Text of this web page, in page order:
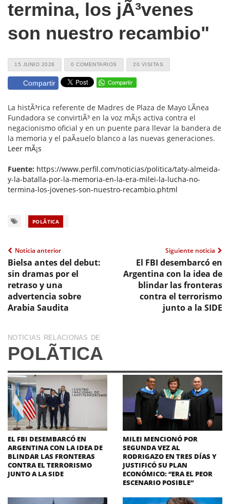
termina, los jÃ³venes
son nuestro recambio"
15 JUNIO 2026 0 COMENTARIOS 20 VISITAS
Compartir
La histÃ³rica referente de Madres de Plaza de Mayo LÃ­nea
Fundadora se convirtiÃ³ en la voz mÃ¡s activa contra el
negacionismo oficial y en un puente para llevar la bandera de
la memoria y el paÃ±uelo blanco a las nuevas generaciones.
Leer mÃ¡s
Fuente: https://www.perfil.com/noticias/politica/taty-almeida-
y-la-batalla-por-la-memoria-en-la-era-milei-la-lucha-no-
termina-los-jovenes-son-nuestro-recambio.phtml
POLÃ­TICA
Noticia anterior
Bielsa antes del debut:
sin dramas por el
retraso y una
advertencia sobre
Arabia Saudita
Siguiente noticia
El FBI desembarcó en
Argentina con la idea de
blindar las fronteras
contra el terrorismo
junto a la SIDE
NOTICIAS RELACIONAS DE
POLÃ­TICA
EL FBI DESEMBARCÓ EN
ARGENTINA CON LA IDEA DE
BLINDAR LAS FRONTERAS
CONTRA EL TERRORISMO
JUNTO A LA SIDE
MILEI MENCIONÓ POR
SEGUNDA VEZ AL
RODRIGAZO EN TRES DÍAS Y
JUSTIFICÓ SU PLAN
ECONÓMICO: “ERA EL PEOR
ESCENARIO POSIBLE”